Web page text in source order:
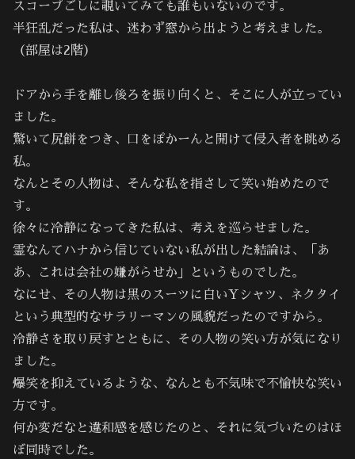
スコープごしに覗いてみても誰もいないのです。
半狂乱だった私は、迷わず窓から出ようと考えました。
（部屋は2階）
ドアから手を離し後ろを振り向くと、そこに人が立ってい
ました。
驚いて尻餅をつき、口をぽかーんと開けて侵入者を眺める
私。
なんとその人物は、そんな私を指さして笑い始めたので
す。
徐々に冷静になってきた私は、考えを巡らせました。
霊なんてハナから信じていない私が出した結論は、「あ
あ、これは会社の嫌がらせか」というものでした。
なにせ、その人物は黒のスーツに白いYシャツ、ネクタイ
という典型的なサラリーマンの風貌だったのですから。
冷静さを取り戻すとともに、その人物の笑い方が気になり
ました。
爆笑を抑えているような、なんとも不気味で不愉快な笑い
方です。
何か変だなと違和感を感じたのと、それに気づいたのはほ
ぼ同時でした。